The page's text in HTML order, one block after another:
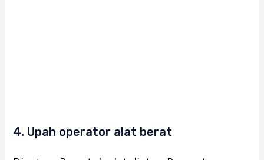
4. Upah operator alat berat